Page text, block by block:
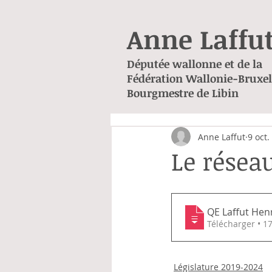
Anne
Députée wallonne et de la
Fédération Wallonie-
Bourgmestre de Libin
Le
Anne Laffut 9 oct.
QE Laffut
Législature 2019-2024